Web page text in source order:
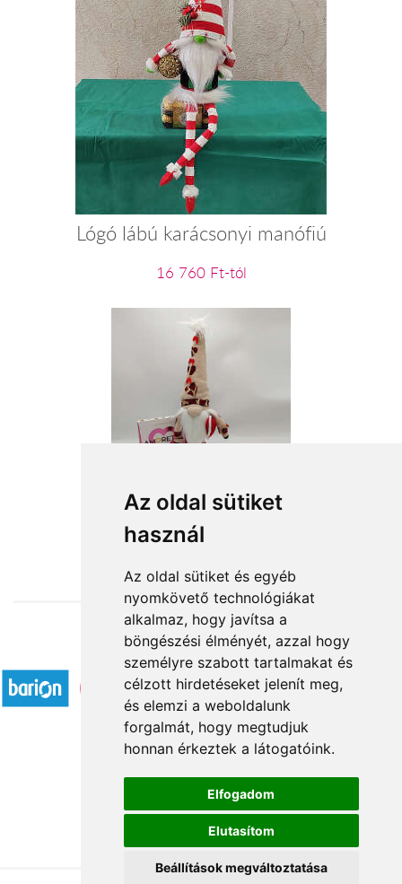
Az oldal sütiket
használ
Az oldal sütiket és egyéb
nyomkövető technológiákat
alkalmaz, hogy javítsa a
böngészési élményét, azzal hogy
személyre szabott tartalmakat és
célzott hirdetéseket jelenít meg,
és elemzi a weboldalunk
forgalmát, hogy megtudjuk
honnan érkeztek a látogatóink.
Elfogadom
Elutasítom
Beállítások megváltoztatása
Lógó lábú karácsonyi manófiú
16 760 Ft-tól
Manó fiúcska
12 440 Ft-tól
Elfogadott fizetési módok
Á.SZ.F.
Impresszum
Adatkezelési tájékoztató